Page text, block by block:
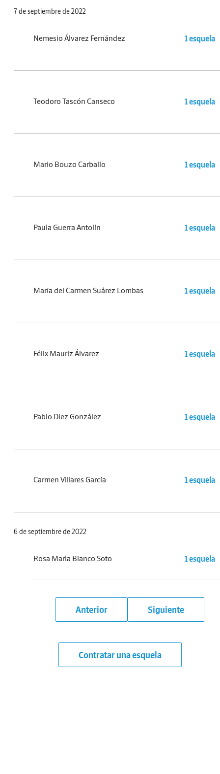
7 de septiembre de 2022
Nemesio Álvarez Fernández 1 esquela
Teodoro Tascón Canseco 1 esquela
Mario Bouzo Carballo 1 esquela
Paula Guerra Antolín 1 esquela
María del Carmen Suárez Lombas 1 esquela
Félix Mauriz Álvarez 1 esquela
Pablo Diez González 1 esquela
Carmen Villares García 1 esquela
6 de septiembre de 2022
Rosa Maria Blanco Soto 1 esquela
Anterior Siguiente
Contratar una esquela